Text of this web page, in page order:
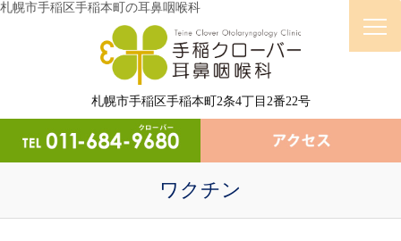
札幌市手稲区手稲本町の耳鼻咽喉科
札幌市手稲区手稲本町2条4丁目2番22号
ワクチン